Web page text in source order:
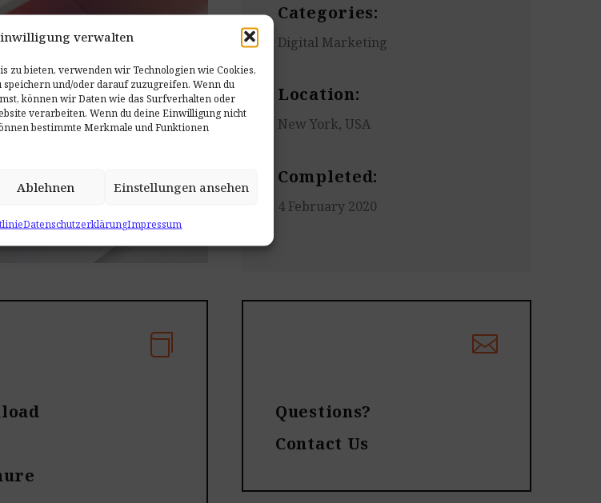
verwalten
zu bieten, verwenden wir Technologien wie Cookies,
und/oder darauf zuzugreifen. Wenn du
können wir Daten wie das Surfverhalten oder
verarbeiten. Wenn du deine Einwilligung nicht
bestimmte Merkmale und Funktionen
Ablehnen Einstellungen ansehen
DatenschutzerklärungImpressum
Categories:
Digital Marketing
Location:
New York, USA
Completed:
4 February 2020
Questions?
Contact Us